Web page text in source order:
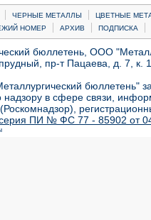
| ЧЕРНЫЕ МЕТАЛЛЫ |
ЦВЕТНЫЕ
НОМЕР | АРХИВ | ПОДПИСКА |
бюллетень, ООО
пр-т Пацаева, д. 7,
бюллетень"
в сфере связи,
ПИ № ФС 77 - 85902 от 04